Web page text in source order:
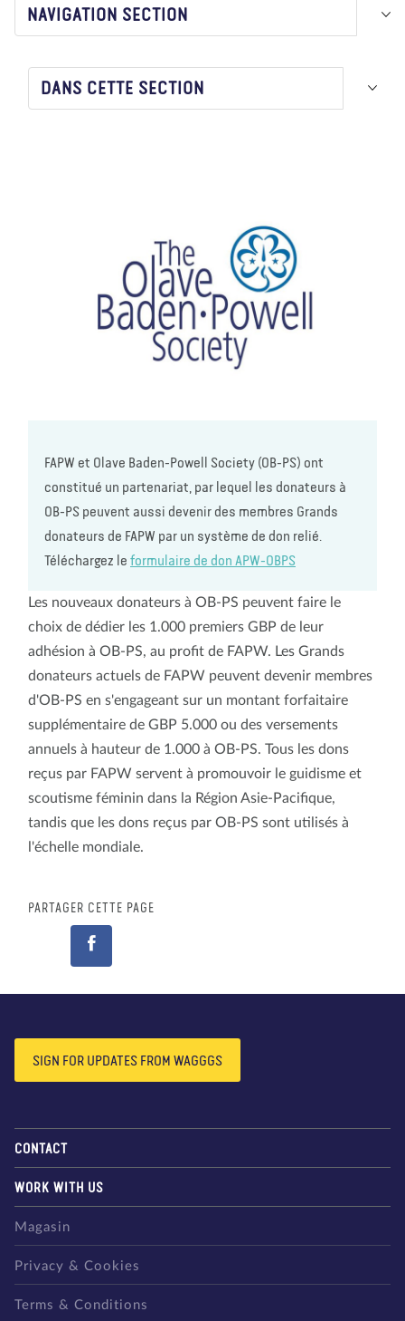
NAVIGATION SECTION
DANS CETTE SECTION
FAPW et Olave Baden-Powell Society (OB-PS) ont
constitué un partenariat, par lequel les donateurs à
OB-PS peuvent aussi devenir des membres Grands
donateurs de FAPW par un système de don relié.
Téléchargez le formulaire de don APW-OBPS
Les nouveaux donateurs à OB-PS peuvent faire le
choix de dédier les 1.000 premiers GBP de leur
adhésion à OB-PS, au profit de FAPW. Les Grands
donateurs actuels de FAPW peuvent devenir membres
d'OB-PS en s'engageant sur un montant forfaitaire
supplémentaire de GBP 5.000 ou des versements
annuels à hauteur de 1.000 à OB-PS. Tous les dons
reçus par FAPW servent à promouvoir le guidisme et
scoutisme féminin dans la Région Asie-Pacifique,
tandis que les dons reçus par OB-PS sont utilisés à
l'échelle mondiale.
PARTAGER CETTE PAGE
SIGN FOR UPDATES FROM WAGGGS
CONTACT
WORK WITH US
Magasin
Privacy & Cookies
Terms & Conditions